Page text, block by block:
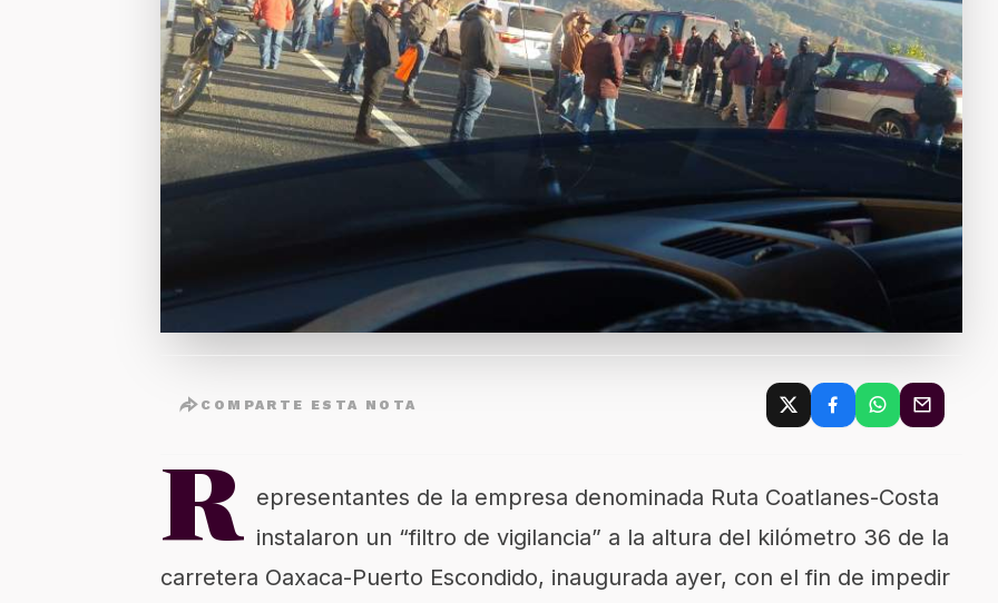
COMPARTE ESTA NOTA
R epresentantes de la empresa denominada Ruta Coatlanes-Costa
instalaron un “filtro de vigilancia” a la altura del kilómetro 36 de la
carretera Oaxaca-Puerto Escondido, inaugurada ayer, con el fin de impedir